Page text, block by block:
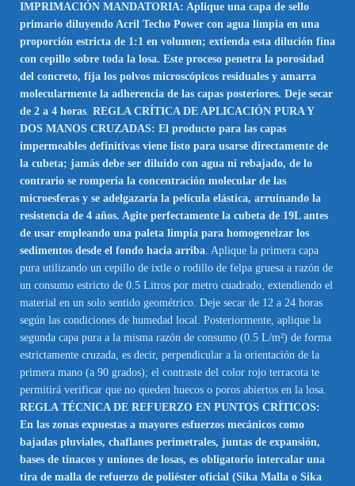
IMPRIMACIÓN MANDATORIA: Aplique una capa de sello
primario diluyendo Acril Techo Power con agua limpia en una
proporción estricta de 1:1 en volumen; extienda esta dilución fina
con cepillo sobre toda la losa. Este proceso penetra la porosidad
del concreto, fija los polvos microscópicos residuales y amarra
molecularmente la adherencia de las capas posteriores. Deje secar
de 2 a 4 horas. REGLA CRÍTICA DE APLICACIÓN PURA Y
DOS MANOS CRUZADAS: El producto para las capas
impermeables definitivas viene listo para usarse directamente de
la cubeta; jamás debe ser diluido con agua ni rebajado, de lo
contrario se rompería la concentración molecular de las
microesferas y se adelgazaría la película elástica, arruinando la
resistencia de 4 años. Agite perfectamente la cubeta de 19L antes
de usar empleando una paleta limpia para homogeneizar los
sedimentos desde el fondo hacia arriba. Aplique la primera capa
pura utilizando un cepillo de ixtle o rodillo de felpa gruesa a razón de
un consumo estricto de 0.5 Litros por metro cuadrado, extendiendo el
material en un solo sentido geométrico. Deje secar de 12 a 24 horas
según las condiciones de humedad local. Posteriormente, aplique la
segunda capa pura a la misma razón de consumo (0.5 L/m²) de forma
estrictamente cruzada, es decir, perpendicular a la orientación de la
primera mano (a 90 grados); el contraste del color rojo terracota te
permitirá verificar que no queden huecos o poros abiertos en la losa.
REGLA TÉCNICA DE REFUERZO EN PUNTOS CRÍTICOS:
En las zonas expuestas a mayores esfuerzos mecánicos como
bajadas pluviales, chaflanes perimetrales, juntas de expansión,
bases de tinacos y uniones de losas, es obligatorio intercalar una
tira de malla de refuerzo de poliéster oficial (Sika Malla o Sika